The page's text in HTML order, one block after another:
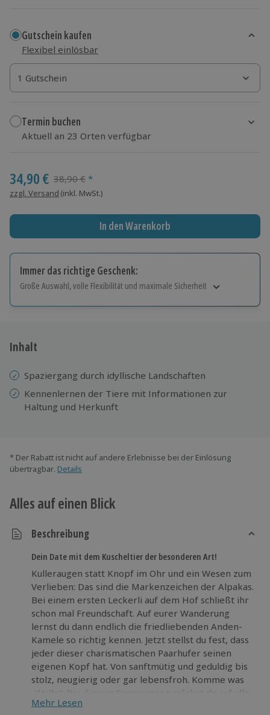
Gutschein kaufen
Flexibel einlösbar
1 Gutschein
1 Gutschein
1 Gutschein
Termin buchen
Aktuell an 23 Orten verfügbar
34,90 € Streichpreis
38,90 € *
zzgl. Versand (inkl. MwSt.)
In den Warenkorb
Immer das richtige Geschenk:
Große Auswahl, volle Flexibilität und maximale Sicherheit
Jeder Gutschein für alle Erlebnisse einlösbar.
Inhalt
Spaziergang durch idyllische Landschaften
Kennenlernen der Tiere mit Informationen zur
Haltung und Herkunft
* Der Rabatt ist nicht auf andere Erlebnisse bei der Einlösung
übertragbar. Details
Alles auf einen Blick
Beschreibung
Dein Date mit dem Kuscheltier der besonderen Art!
Kulleraugen statt Knopf im Ohr und ein Wesen zum
Verlieben: Das sind die Markenzeichen der Alpakas.
Bei einem ersten Leckerli auf dem Hof schließt ihr
schon mal Freundschaft. Auf eurer Wanderung
lernst du dann endlich die friedliebenden Anden-
Kamele so richtig kennen. Jetzt stellst du fest, dass
jeder dieser charismatischen Paarhufer seinen
eigenen Kopf hat. Von sanftmütig und geduldig bis
stolz, neugierig oder gar lebensfroh. Komme was
„Wolle“: Bei diesem Spaziergang erlebst du auf alle
Fälle, wie der Wind durch das dichte „Vlies der
Mehr Lesen